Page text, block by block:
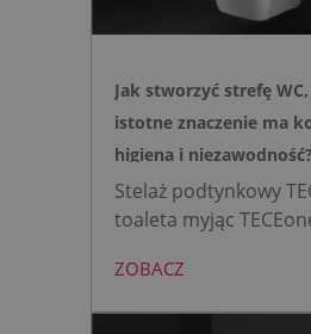
Jak stworzyć strefę
istotne znaczenie ma
higiena i niezawodność?
Stelaż podtynkowy
toaleta myjąc
mini to zestaw, który
wybrać, gdy zależy
ZOBACZ